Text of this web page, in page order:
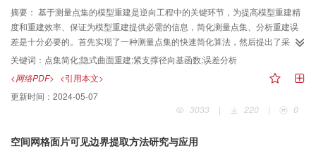
摘要： 基于测量点集的模型重建是逆向工程中的关键环节，为提高模型重建精
度和重建效率、保证为模型重建提供必需的信息，简化测量点集、分析重建误
差是十分必要的。首先实现了一种测量点集的快速简化算法，然后提出了采用
紧支撑径向基函数建立简化后点集的隐式曲面方程，从而实现重建误差分析的
方法。实例结果表明，本文简化算法效率较高、效果良好，运用隐式曲面实现
的重建误差分析为简化测量点集提供了误差依据。
关键词： 点集简化;隐式曲面重建;紧支撑径向基函数;误差分析
<网络PDF> <引用本文>
更新时间： 2024-05-07
3033
| 220 | 0
空间网格面片可见边界提取方法研究与应用